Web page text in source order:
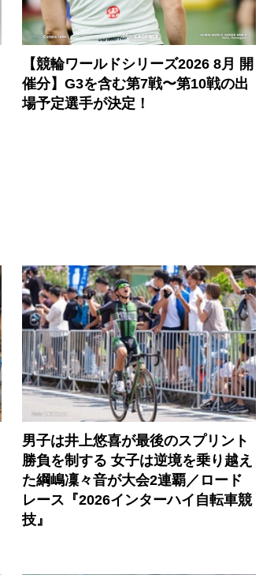
【競輪ワールドシリーズ2026 8月 開
催分】G3を含む第7戦〜第10戦の出
場予定選手が決定！
男子は井上悠喜が最後のスプリント
勝負を制する 女子は逆境を乗り越え
た綱嶋凜々音が大会2連覇／ロード
レース『2026インターハイ自転車競
技』